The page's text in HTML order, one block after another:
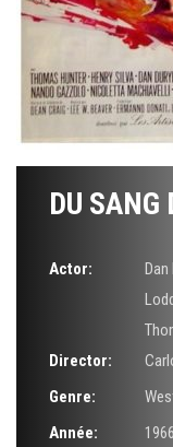
DU SANG
Actor: Dan
Director:
Genre:
Année:
1966